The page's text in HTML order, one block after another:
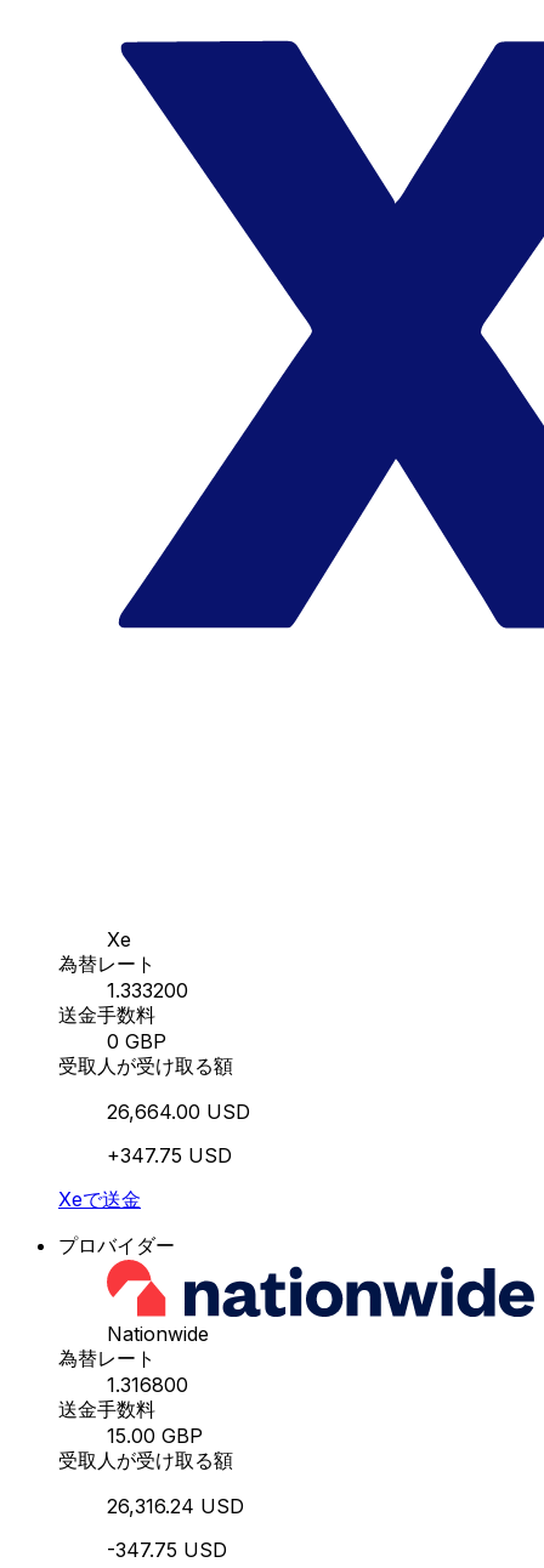
Xe
為替レート
1.333200
送金手数料
0 GBP
受取人が受け取る額
26,664.00 USD
+347.75 USD
Xeで送金
プロバイダー
Nationwide
為替レート
1.316800
送金手数料
15.00 GBP
受取人が受け取る額
26,316.24 USD
-347.75 USD